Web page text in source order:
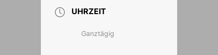
UHRZEIT
Ganztägig